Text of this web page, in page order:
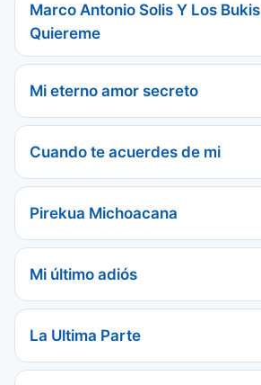
Marco Antonio Solis Y Los Bukis
Quiereme
Mi eterno amor secreto
Cuando te acuerdes de mi
Pirekua Michoacana
Mi último adiós
La Ultima Parte